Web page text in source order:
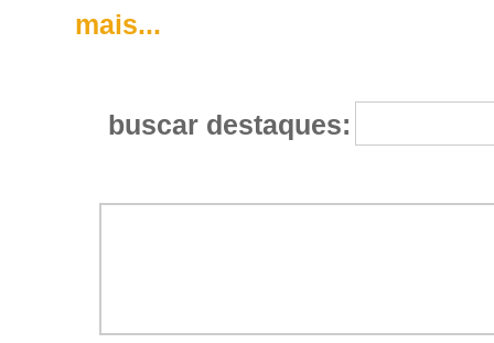
mais...
buscar destaques: